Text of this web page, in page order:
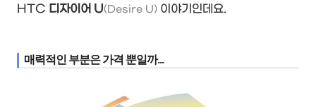
HTC 디자이어 U(Desire U) 이야기인데요.
매력적인 부분은 가격 뿐일까...